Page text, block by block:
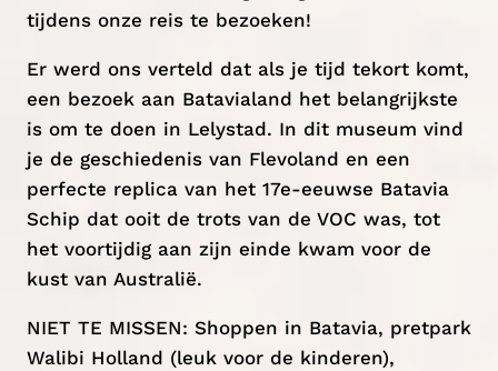
tijdens onze reis te bezoeken!
Er werd ons verteld dat als je tijd tekort komt,
een bezoek aan Batavialand het belangrijkste
is om te doen in Lelystad. In dit museum vind
je de geschiedenis van Flevoland en een
perfecte replica van het 17e-eeuwse Batavia
Schip dat ooit de trots van de VOC was, tot
het voortijdig aan zijn einde kwam voor de
kust van Australië.
NIET TE MISSEN: Shoppen in Batavia, pretpark
Walibi Holland (leuk voor de kinderen),